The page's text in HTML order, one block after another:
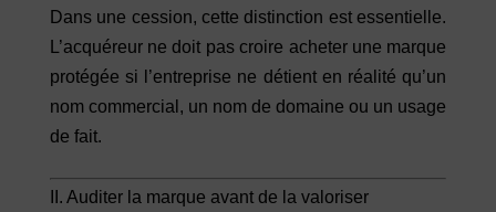
Dans une cession, cette distinction est essentielle.
L’acquéreur ne doit pas croire acheter une marque
protégée si l’entreprise ne détient en réalité qu’un
nom commercial, un nom de domaine ou un usage
de fait.
II. Auditer la marque avant de la valoriser